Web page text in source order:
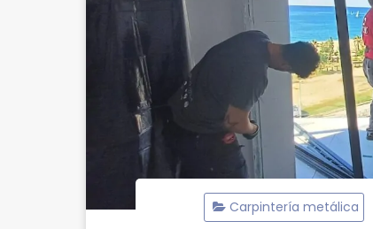
Carpintería metálica